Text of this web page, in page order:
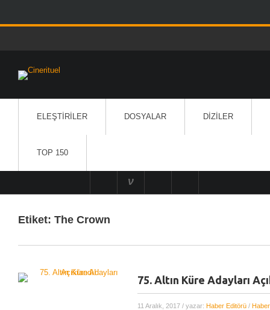
ELEŞTIRILER DOSYALAR DIZILER
TOP 150
Etiket: The Crown
75. Altın Küre Adayları
11 Aralık, 2017 / yazar: Haber Editörü/